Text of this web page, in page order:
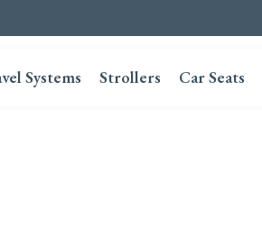
Systems Strollers Car Seats